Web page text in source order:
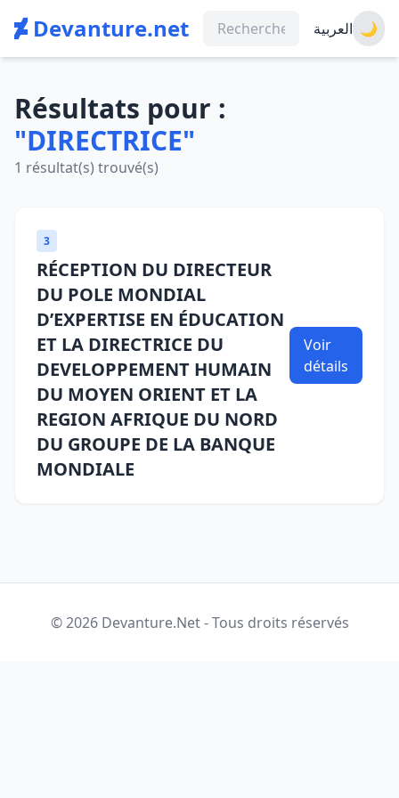
Devanture.net العربية 🌙
Résultats pour :
"DIRECTRICE"
1 résultat(s) trouvé(s)
3
RÉCEPTION DU DIRECTEUR
DU POLE MONDIAL
D’EXPERTISE EN ÉDUCATION
ET LA DIRECTRICE DU
DEVELOPPEMENT HUMAIN
DU MOYEN ORIENT ET LA
REGION AFRIQUE DU NORD
DU GROUPE DE LA BANQUE
MONDIALE
Voir
détails
© 2026 Devanture.Net - Tous droits réservés